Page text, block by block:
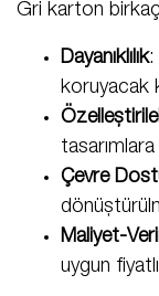
Gri karton
Dayanıklılık:
koruyacak
tasarımlara
Çevre
Maliyet-
uygun